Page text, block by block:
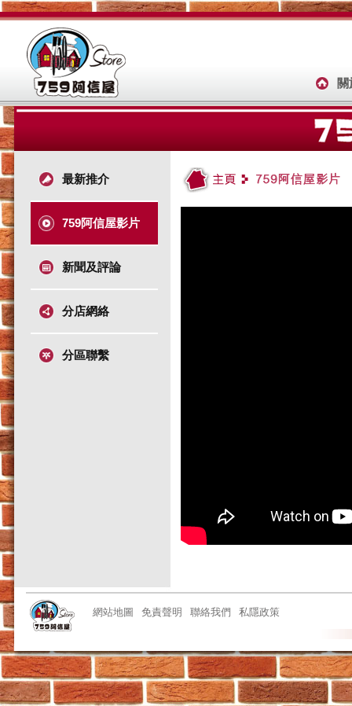
最新推介
759阿信屋影片
新聞及評論
分店網絡
分區聯繫
網站地圖 免責聲明 聯絡我們 私隱政策